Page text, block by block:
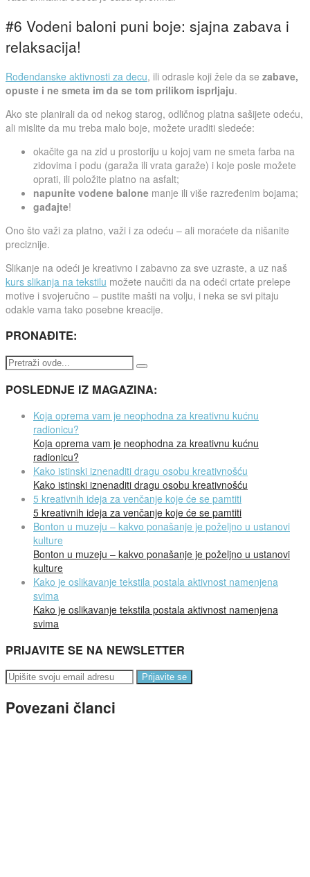
#6 Vodeni baloni puni boje: sjajna zabava i
relaksacija!
Rođendanske aktivnosti za decu, ili odrasle koji žele da se zabave,
opuste i ne smeta im da se tom prilikom isprljaju.
Ako ste planirali da od nekog starog, odličnog platna sašijete odeću,
ali mislite da mu treba malo boje, možete uraditi sledeće:
okačite ga na zid u prostoriju u kojoj vam ne smeta farba na
zidovima i podu (garaža ili vrata garaže) i koje posle možete
oprati, ili položite platno na asfalt;
napunite vodene balone manje ili više razređenim bojama;
gađajte!
Ono što važi za platno, važi i za odeću – ali moraćete da nišanite
preciznije.
Slikanje na odeći je kreativno i zabavno za sve uzraste, a uz naš
kurs slikanja na tekstilu možete naučiti da na odeći crtate prelepe
motive i svojeručno – pustite mašti na volju, i neka se svi pitaju
odakle vama tako posebne kreacije.
PRONAĐITE:
POSLEDNJE IZ MAGAZINA:
Koja oprema vam je neophodna za kreativnu kućnu
radionicu?
Koja oprema vam je neophodna za kreativnu kućnu
radionicu?
Kako istinski iznenaditi dragu osobu kreativnošću
Kako istinski iznenaditi dragu osobu kreativnošću
5 kreativnih ideja za venčanje koje će se pamtiti
5 kreativnih ideja za venčanje koje će se pamtiti
Bonton u muzeju – kakvo ponašanje je poželjno u ustanovi
kulture
Bonton u muzeju – kakvo ponašanje je poželjno u ustanovi
kulture
Kako je oslikavanje tekstila postala aktivnost namenjena
svima
Kako je oslikavanje tekstila postala aktivnost namenjena
svima
PRIJAVITE SE NA NEWSLETTER
Prijavite se
Povezani članci